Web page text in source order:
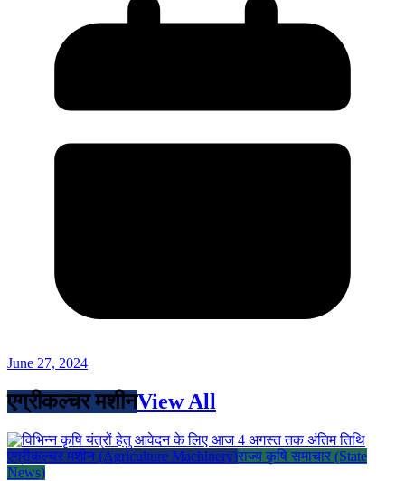
June 27, 2024
एग्रीकल्चर मशीनView All
एग्रीकल्चर मशीन (Agriculture Machinery)राज्य कृषि समाचार (State
News)